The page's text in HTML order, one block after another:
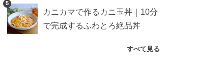
5
カニカマで作るカニ玉丼｜10分
で完成するふわとろ絶品丼
すべて見る